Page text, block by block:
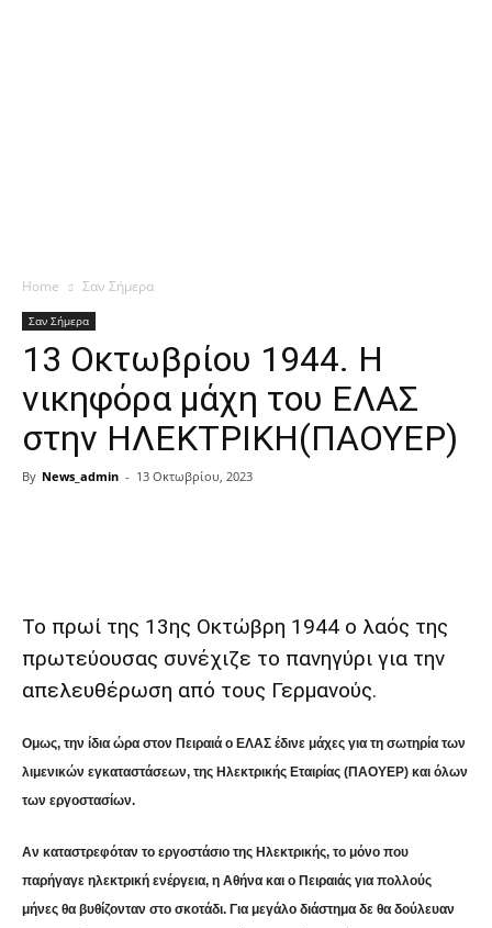
Home Σαν Σήμερα
Σαν Σήμερα
13 Οκτωβρίου 1944. Η
νικηφόρα μάχη του ΕΛΑΣ
στην ΗΛΕΚΤΡΙΚΗ(ΠΑΟΥΕΡ)
By News_admin - 13 Οκτωβρίου, 2023
Το πρωί της 13ης Οκτώβρη 1944 ο λαός της
πρωτεύουσας συνέχιζε το πανηγύρι για την
απελευθέρωση από τους Γερμανούς.
Ομως, την ίδια ώρα στον Πειραιά ο ΕΛΑΣ έδινε μάχες για τη σωτηρία των
λιμενικών εγκαταστάσεων, της Ηλεκτρικής Εταιρίας (ΠΑΟΥΕΡ) και όλων
των εργοστασίων.
Αν καταστρεφόταν το εργοστάσιο της Ηλεκτρικής, το μόνο που
παρήγαγε ηλεκτρική ενέργεια, η Αθήνα και ο Πειραιάς για πολλούς
μήνες θα βυθίζονταν στο σκοτάδι. Για μεγάλο διάστημα δε θα δούλευαν